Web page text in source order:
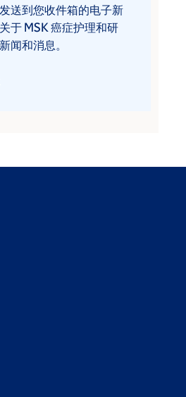
送到您收件箱的电子新
于 MSK 癌症护理和研
闻和消息。